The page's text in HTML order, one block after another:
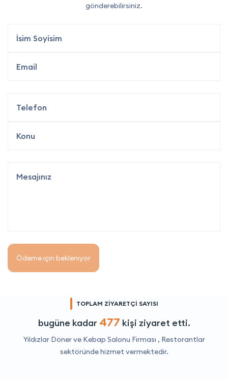
gönderebilirsiniz.
Ödeme için bekleniyor
TOPLAM ZİYARETÇİ SAYISI
bugüne kadar 477 kişi ziyaret etti.
Yıldızlar Döner ve Kebap Salonu Firması , Restorantlar
sektöründe hizmet vermektedir.